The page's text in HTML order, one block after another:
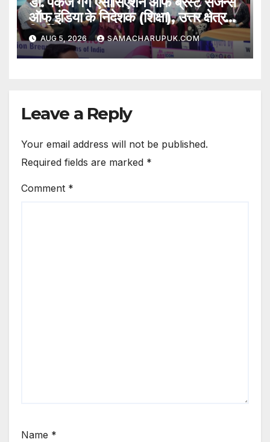
ऑफ इंडिया के निदेशक (शिक्षा), उत्तर क्षेत्र
निर्वाचित
AUG 5, 2026 SAMACHARUPUK.COM
Leave a Reply
Your email address will not be published.
Required fields are marked *
Comment *
Name *